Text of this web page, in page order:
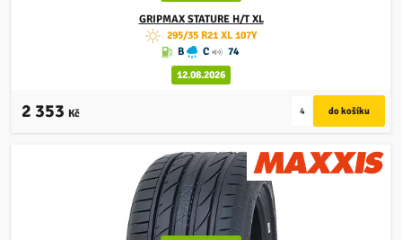
GRIPMAXSTATURE H/T XL
295/35 R21 XL 107Y
B
C
74
12.08.2026
2 353 Kč